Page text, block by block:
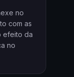
no
com as
efeito da
no